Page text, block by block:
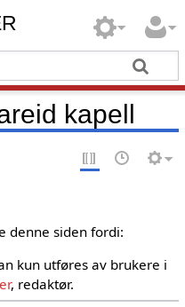
kapell
denne siden fordi:
kun utføres av brukere i
, redaktør.